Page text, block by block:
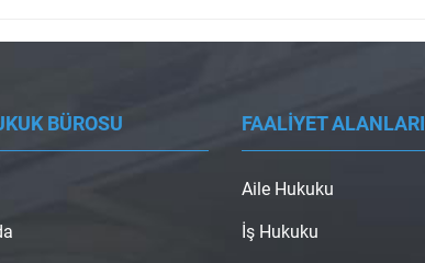
BÜROSU FAALİYET ALANLARI
Aile Hukuku
İş Hukuku